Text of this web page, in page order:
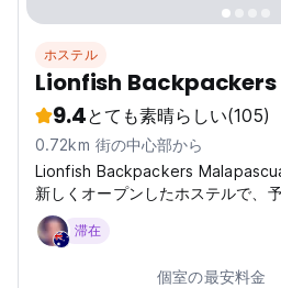
ホステル
Lionfish
9.4とても素晴らしい(105)
0.72km 街の中心部から
Lionfish Backpackers
新しくオープンしたホステルで、
クパッカーに適した手頃な料金の
す。 滞在
個室の最安料金